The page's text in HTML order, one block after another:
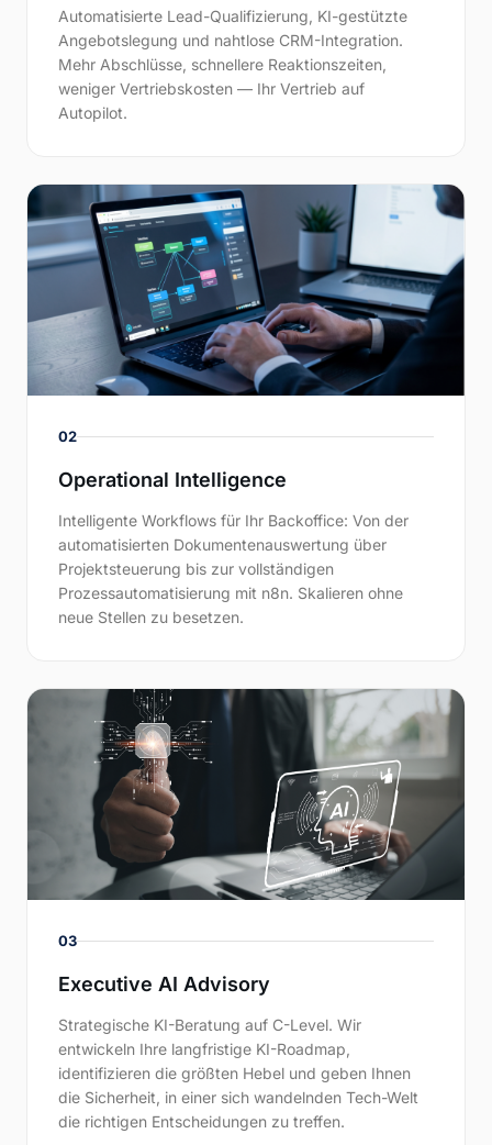
Automatisierte Lead-Qualifizierung, KI-gestützte
Angebotslegung und nahtlose CRM-Integration.
Mehr Abschlüsse, schnellere Reaktionszeiten,
weniger Vertriebskosten — Ihr Vertrieb auf
Autopilot.
02
Operational Intelligence
Intelligente Workflows für Ihr Backoffice: Von der
automatisierten Dokumentenauswertung über
Projektsteuerung bis zur vollständigen
Prozessautomatisierung mit n8n. Skalieren ohne
neue Stellen zu besetzen.
03
Executive AI Advisory
Strategische KI-Beratung auf C-Level. Wir
entwickeln Ihre langfristige KI-Roadmap,
identifizieren die größten Hebel und geben Ihnen
die Sicherheit, in einer sich wandelnden Tech-Welt
die richtigen Entscheidungen zu treffen.